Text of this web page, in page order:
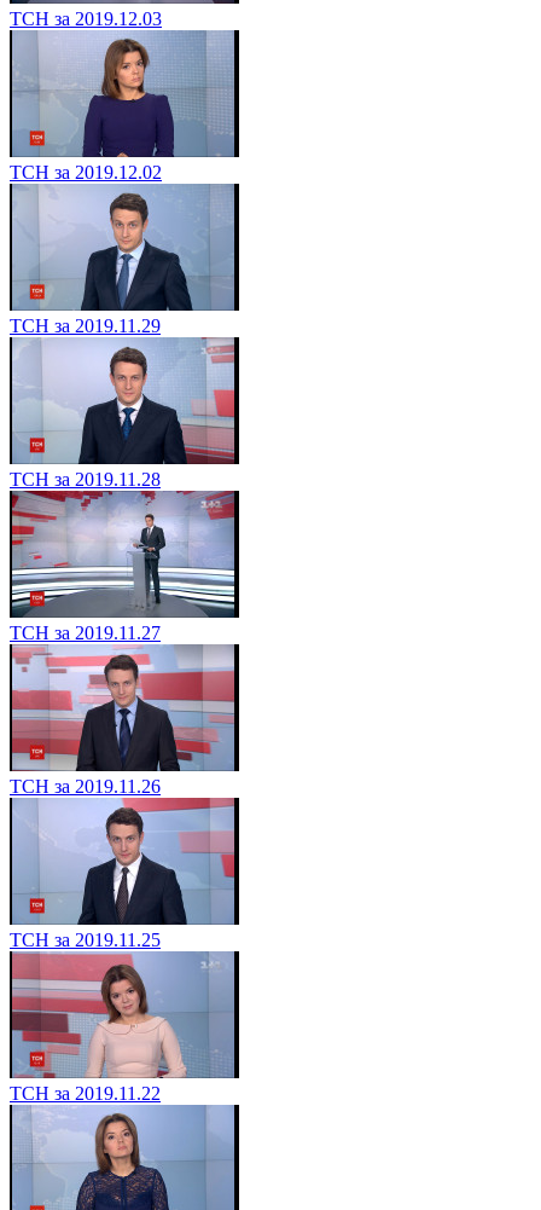
ТСН за 2019.12.03
ТСН за 2019.12.02
ТСН за 2019.11.29
ТСН за 2019.11.28
ТСН за 2019.11.27
ТСН за 2019.11.26
ТСН за 2019.11.25
ТСН за 2019.11.22